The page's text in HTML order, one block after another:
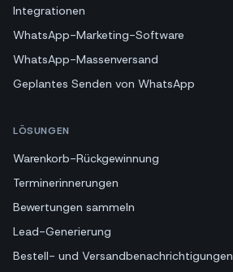
Integrationen
WhatsApp-Marketing-Software
WhatsApp-Massenversand
Geplantes Senden von WhatsApp
LÖSUNGEN
Warenkorb-Rückgewinnung
Terminerinnerungen
Bewertungen sammeln
Lead-Generierung
Bestell- und Versandbenachrichtigungen